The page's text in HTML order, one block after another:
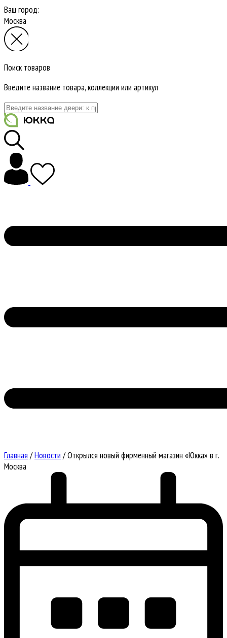
Ваш город:
Москва
Поиск товаров
Введите название товара, коллекции или артикул
Главная /Новости /Открылся новый фирменный магазин «Юкка» в г.
Москва